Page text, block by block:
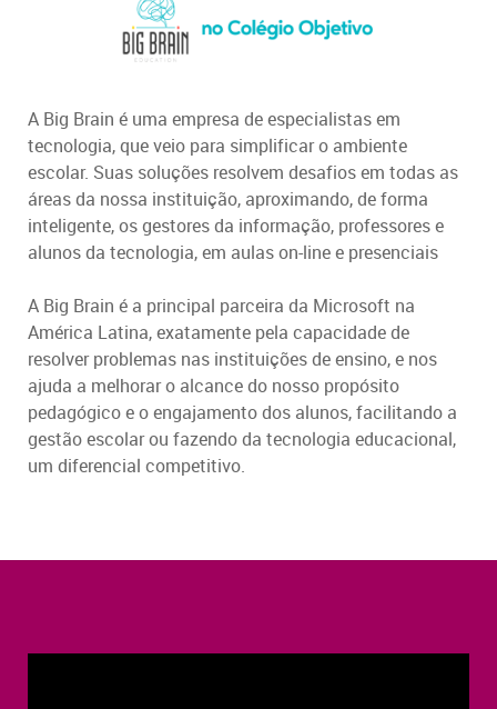
A Big Brain é uma empresa de especialistas em
tecnologia, que veio para simplificar o ambiente
escolar. Suas soluções resolvem desafios em todas as
áreas da nossa instituição, aproximando, de forma
inteligente, os gestores da informação, professores e
alunos da tecnologia, em aulas on-line e presenciais
A Big Brain é a principal parceira da Microsoft na
América Latina, exatamente pela capacidade de
resolver problemas nas instituições de ensino, e nos
ajuda a melhorar o alcance do nosso propósito
pedagógico e o engajamento dos alunos, facilitando a
gestão escolar ou fazendo da tecnologia educacional,
um diferencial competitivo.